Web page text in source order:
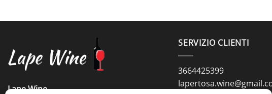
Lape Wine
SERVIZIO CLIENTI
3664425399